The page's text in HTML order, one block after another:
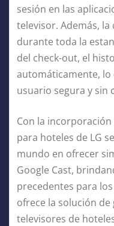
sesión en las
televisor. Además,
durante toda la
del check-out, el
automáticamente, lo
usuario segura y sin
Con la
para hoteles de LG
mundo en ofrecer
Google Cast,
precedentes para
ofrece la solución
televisores de